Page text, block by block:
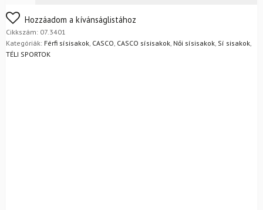
FoxPost
Nem biztos a választásában? Semmi gond – a terméket
egyszerűen visszaküldheti 14 napon belül, indoklás nélkül.
Mik a visszaküldés feltételei?
Hozzáadom a kívánságlistához
Cikkszám: 07.3401
Kategóriák: Férfi sísisakok CASCO CASCO sísisakok Női sísisakok Sí sisakok
TÉLI SPORTOK